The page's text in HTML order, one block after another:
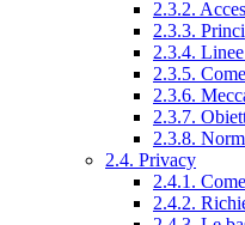
2.3.2.
2.3.3.
2.3.4.
2.3.5.
2.3.6.
2.3.7.
2.3.8.
2.4. Privacy
2.4.1.
2.4.2.